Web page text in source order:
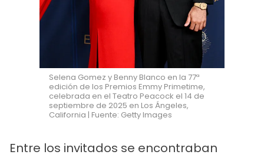
Selena Gomez y Benny Blanco en la 77ª
edición de los Premios Emmy Primetime,
celebrada en el Teatro Peacock el 14 de
septiembre de 2025 en Los Ángeles,
California | Fuente: Getty Images
Entre los invitados se encontraban